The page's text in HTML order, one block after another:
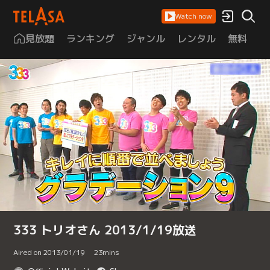
Watch now
見放題 ランキング ジャンル レンタル 無料
333 トリオさん 2013/1/19放送
Aired on 2013/01/19 23mins